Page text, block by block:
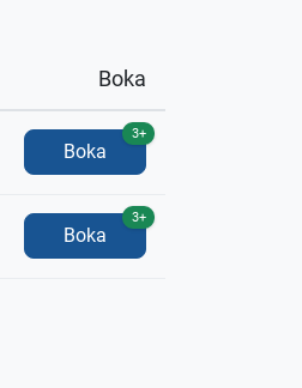
Boka
Boka
3+
Boka
3+